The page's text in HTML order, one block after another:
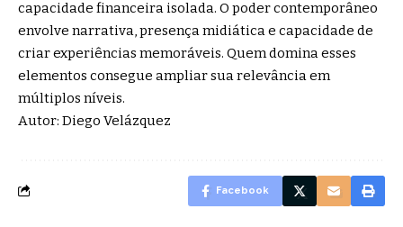
capacidade financeira isolada. O poder contemporâneo
envolve narrativa, presença midiática e capacidade de
criar experiências memoráveis. Quem domina esses
elementos consegue ampliar sua relevância em
múltiplos níveis.
Autor: Diego Velázquez
Facebook